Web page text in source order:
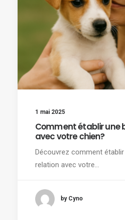
1 mai 2025
Comment établir une
avec votre chien?
Découvrez comment
relation avec votre…
by Cyno